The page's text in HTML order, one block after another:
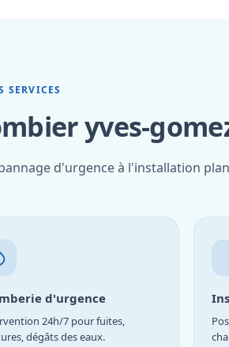
SERVICES
yves-
d'urgence à l'installation
d'urgence
24h/7 pour fuites,
dégâts des eaux.